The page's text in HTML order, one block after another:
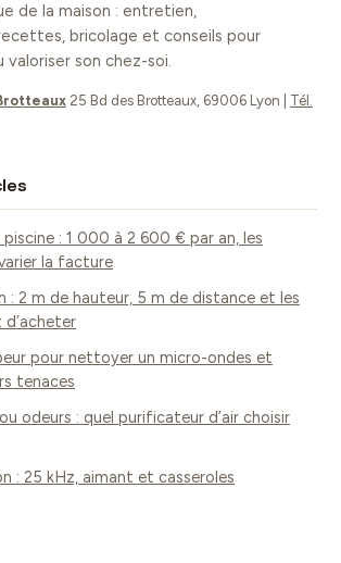
rebond parfait
de la maison : entretien,
bricolage et conseils pour
valoriser son chez-soi.
25 Bd des Brotteaux, 69006 Lyon
Tél.
: 1 000 à 2 600 € par an, les
la facture
: 2 m de hauteur, 5 m de distance et les
d’acheter
pour nettoyer un micro-ondes et
tenaces
odeurs : quel purificateur d’air choisir
: 25 kHz, aimant et casseroles